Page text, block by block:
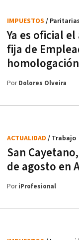
Ya es oficial
fija de
IMPUESTOS /
PorDolores Olveira
San
de agosto en
ACTUALIDAD / Trabajo
PoriProfesional